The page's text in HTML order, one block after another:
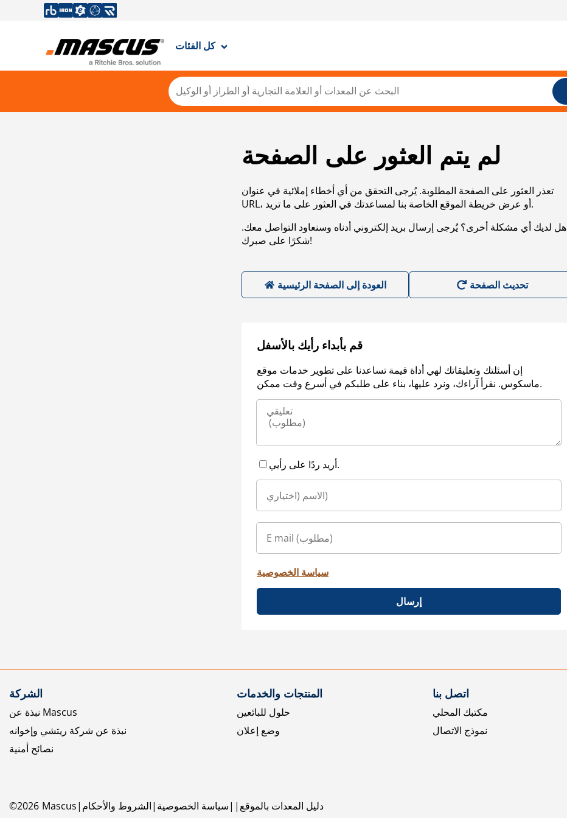
كل الفئات
لم يتم العثور على الصفحة
تعذر العثور على الصفحة المطلوبة. يُرجى التحقق من أي أخطاء إملائية في عنوان
URL، أو عرض خريطة الموقع الخاصة بنا لمساعدتك في العثور على ما تريد.
هل لديك أي مشكلة أخرى؟ يُرجى إرسال بريد إلكتروني أدناه وسنعاود التواصل معك.
شكرًا على صبرك!
العودة إلى الصفحة الرئيسية
قم بأبداء رأيك بالأسفل
إن أسئلتك وتعليقاتك لهي أداة قيمة تساعدنا على تطوير خدمات موقع
ماسكوس. نقرأ آراءك، ونرد عليها، بناء على طلبكم في أسرع وقت ممكن.
أريد ردًا على رأيي.
سياسة الخصوصية
إرسال
الشركة
نبذة عن Mascus
نبذة عن شركة ريتشي وإخوانه
نصائح أمنية
المنتجات والخدمات
حلول للبائعين
وضع إعلان
اتصل بنا
مكتبك المحلي
نموذج الاتصال
©2026 Mascus الشروط والأحكام سياسة الخصوصية دليل المعدات بالموقع